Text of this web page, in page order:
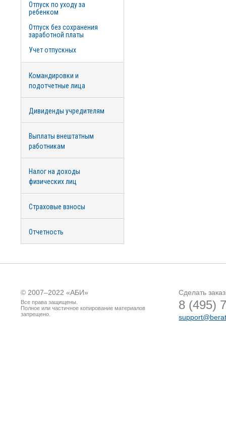
Отпуск по уходу за
ребенком
Отпуск без сохранения
заработной платы
Учет отпускных
Командировки и
подотчетные лица
Дивиденды учредителям
Выплаты внештатным
работникам
Налог на доходы
физических лиц
Страховые взносы
Отчетность
© 2007–2022 «АБИ»
Все права защищены.
Полное или частичное копирование материалов
запрещено.
Сделать
8 (495)